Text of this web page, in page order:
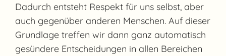
Dadurch entsteht Respekt für uns selbst, aber
auch gegenüber anderen Menschen. Auf dieser
Grundlage treffen wir dann ganz automatisch
gesündere Entscheidungen in allen Bereichen